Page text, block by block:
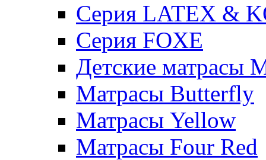
Серия LATEX &
Серия FOXE
Детские матрасы
Матрасы Butterfly
Матрасы Yellow
Матрасы Four Red